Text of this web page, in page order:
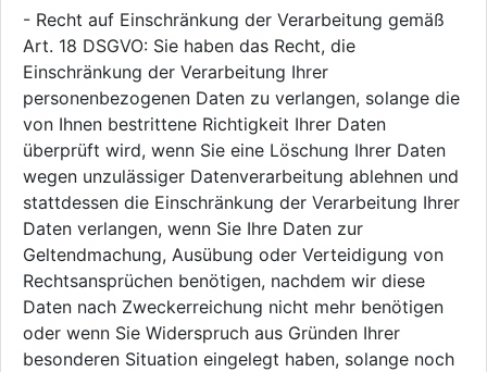
- Recht auf Einschränkung der Verarbeitung gemäß
Art. 18 DSGVO: Sie haben das Recht, die
Einschränkung der Verarbeitung Ihrer
personenbezogenen Daten zu verlangen, solange die
von Ihnen bestrittene Richtigkeit Ihrer Daten
überprüft wird, wenn Sie eine Löschung Ihrer Daten
wegen unzulässiger Datenverarbeitung ablehnen und
stattdessen die Einschränkung der Verarbeitung Ihrer
Daten verlangen, wenn Sie Ihre Daten zur
Geltendmachung, Ausübung oder Verteidigung von
Rechtsansprüchen benötigen, nachdem wir diese
Daten nach Zweckerreichung nicht mehr benötigen
oder wenn Sie Widerspruch aus Gründen Ihrer
besonderen Situation eingelegt haben, solange noch